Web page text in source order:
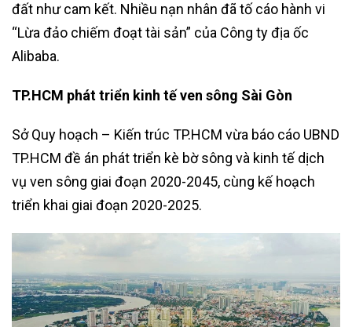
đất như cam kết. Nhiều nạn nhân đã tố cáo hành vi
“Lừa đảo chiếm đoạt tài sản” của Công ty địa ốc
Alibaba.
TP.HCM phát triển kinh tế ven sông Sài Gòn
Sở Quy hoạch – Kiến trúc TP.HCM vừa báo cáo UBND
TP.HCM đề án phát triển kè bờ sông và kinh tế dịch
vụ ven sông giai đoạn 2020-2045, cùng kế hoạch
triển khai giai đoạn 2020-2025.